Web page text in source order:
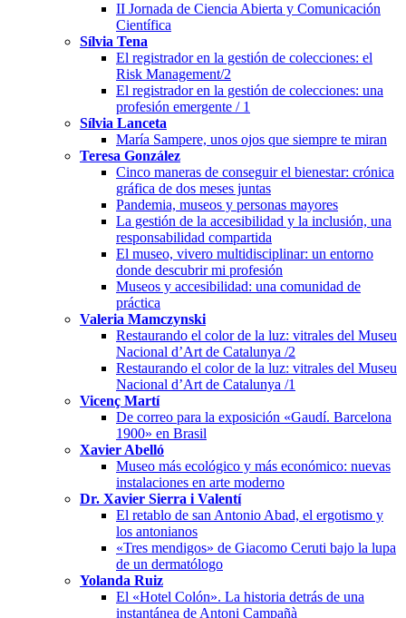
II Jornada de Ciencia Abierta y Comunicación
Científica
Sílvia Tena
El registrador en la gestión de colecciones: el
Risk Management/2
El registrador en la gestión de colecciones: una
profesión emergente / 1
Sílvia Lanceta
María Sampere, unos ojos que siempre te miran
Teresa González
Cinco maneras de conseguir el bienestar: crónica
gráfica de dos meses juntas
Pandemia, museos y personas mayores
La gestión de la accesibilidad y la inclusión, una
responsabilidad compartida
El museo, vivero multidisciplinar: un entorno
donde descubrir mi profesión
Museos y accesibilidad: una comunidad de
práctica
Valeria Mamczynski
Restaurando el color de la luz: vitrales del Museu
Nacional d’Art de Catalunya /2
Restaurando el color de la luz: vitrales del Museu
Nacional d’Art de Catalunya /1
Vicenç Martí
De correo para la exposición «Gaudí. Barcelona
1900» en Brasil
Xavier Abelló
Museo más ecológico y más económico: nuevas
instalaciones en arte moderno
Dr. Xavier Sierra i Valentí
El retablo de san Antonio Abad, el ergotismo y
los antonianos
«Tres mendigos» de Giacomo Ceruti bajo la lupa
de un dermatólogo
Yolanda Ruiz
El «Hotel Colón». La historia detrás de una
instantánea de Antoni Campañà